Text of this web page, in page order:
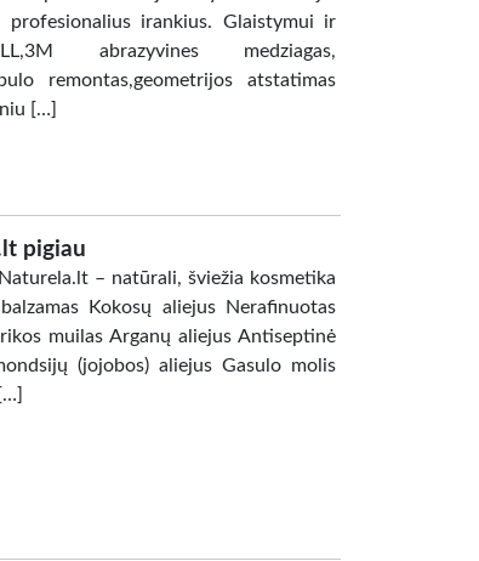
profesionalius irankius. Glaistymui ir
abrazyvines medziagas,
remontas,geometrijos atstatimas
[…]
pigiau
– natūrali, šviežia kosmetika
Kokosų aliejus Nerafinuotas
muilas Arganų aliejus Antiseptinė
(jojobos) aliejus Gasulo molis